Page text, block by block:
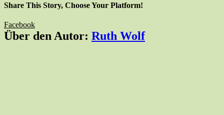
Share This Story, Choose Your Platform!
Facebook
Über den Autor: Ruth Wolf